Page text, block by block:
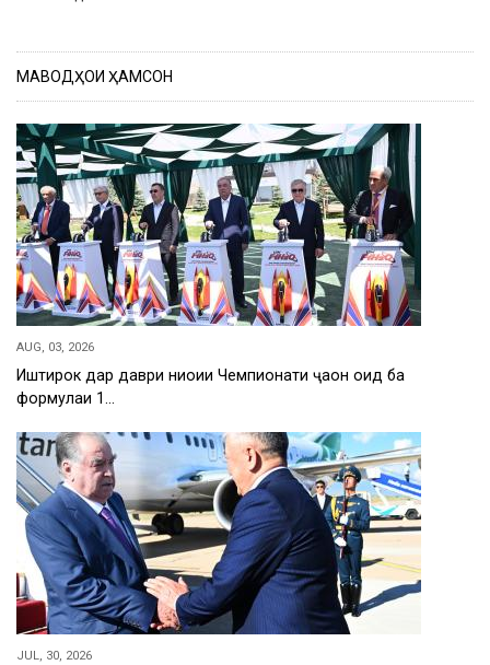
МАВОДҲОИ ҲАМСОН
AUG, 03, 2026
Иштирок дар даври ниҳоии Чемпионати ҷаҳон оид ба
формулаи 1…
JUL, 30, 2026